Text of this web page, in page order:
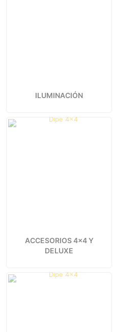
ILUMINACIÓN
ACCESORIOS 4x4 Y
DELUXE